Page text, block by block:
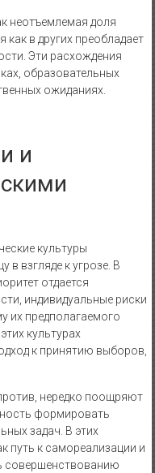
неотъемлемая доля
в других преобладает
Эти расхождения
образовательных
ожиданиях.
и
культуры
в взгляде к угрозе. В
отдается
индивидуальные риски
их предполагаемого
культурах
к принятию выборов,
нередко поощряют
формировать
задач. В этих
путь к самореализации и
совершенствованию